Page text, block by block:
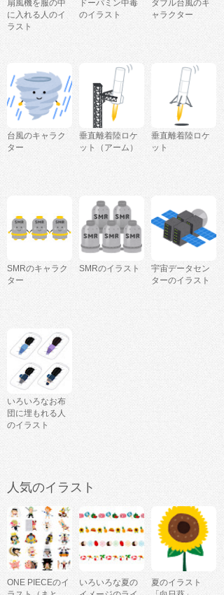
扇風機を服の中
に入れる人のイ
ラスト
ドーパミン中毒
のイラスト
ダブル台風のキ
ャラクター
台風のキャラク
ター
垂直離着陸ロケ
ット（アーム）
垂直離着陸ロケ
ット
SMRのキャラク
ター
SMRのイラスト
宇宙データセン
ターのイラスト
いろいろなお布
団に埋もれる人
のイラスト
人気のイラスト
ONE PIECEのイ
いろいろな夏の
夏のイラスト